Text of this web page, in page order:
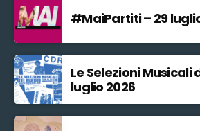
#MaiPartiti – 29
Le Selezioni Musicali
luglio 2026